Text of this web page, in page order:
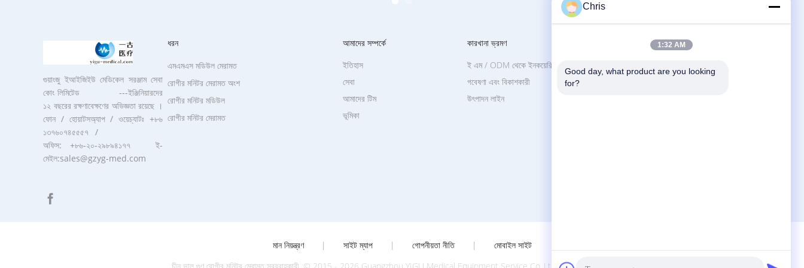
গুয়াংজু ইআইজিইউ মেডিকেল সরঞ্জাম সেবা
কোং লিমিটেড ---ইঞ্জিনিয়ারদের
১২ বছরের রক্ষণাবেক্ষণের অভিজ্ঞতা রয়েছে ।
ফোন / হোয়াটসঅ্যাপ / ওয়েচ্যাটঃ +৮৬
১৩৭৬০৭৪৫৫৫৭ /
অফিস: +৮৬-২০-২৯৮৯৪১৭৭ ই-
মেইল:sales@gzyg-med.com
ধরন
রোগীর মনিটর মেরামত
এমএমএস মডিউল মেরামত
রোগীর মনিটর মেরামত অংশ
রোগীর মনিটর মডিউল
আমাদের সম্পর্কে
ভূমিকা
ইতিহাস
সেবা
আমাদের টিম
কারখানা ভ্রমণ
উৎপাদন লাইন
ই এম / ODM থেকে ইনকয়েরি
গবেষণা এবং বিকাশকারী
আমাদের সাথে যোগাযোগ করুন
Service Co.,Ltd
মান নিয়ন্ত্রণ | সাইট ম্যাপ | গোপনীয়তা নীতি |
মোবাইল সাইট
Chris
1:32 AM
Good day, what product are you looking
for?